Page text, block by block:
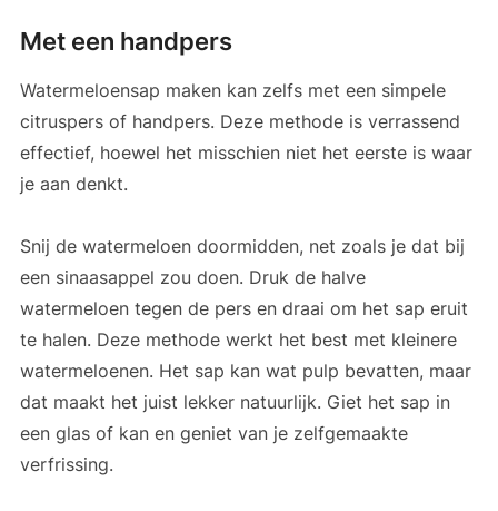
Met een handpers
Watermeloensap maken kan zelfs met een simpele
citruspers of handpers. Deze methode is verrassend
effectief, hoewel het misschien niet het eerste is waar
je aan denkt.
Snij de watermeloen doormidden, net zoals je dat bij
een sinaasappel zou doen. Druk de halve
watermeloen tegen de pers en draai om het sap eruit
te halen. Deze methode werkt het best met kleinere
watermeloenen. Het sap kan wat pulp bevatten, maar
dat maakt het juist lekker natuurlijk. Giet het sap in
een glas of kan en geniet van je zelfgemaakte
verfrissing.